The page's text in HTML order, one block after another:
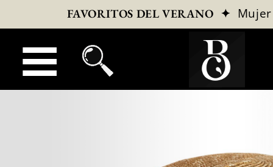
FAVORITOS DEL VERANO ✦ Mujer